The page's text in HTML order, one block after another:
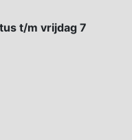
t/m vrijdag 7